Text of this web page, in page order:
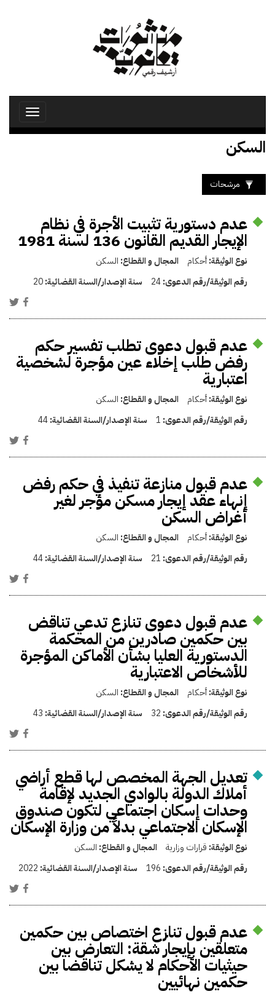
Toggle
السكن
مرشحات
عدم دستورية تثبيت الأجرة في نظام
الإيجار القديم القانون 136 لسنة 1981
نوع الوثيقة:أحكام المجال و القطاع: السكن
رقم الوثيقة/رقم الدعوى:24 سنة الإصدار/السنة القضائية:20
عدم قبول دعوى تطلب تفسير حكم
رفض طلب إخلاء عين مؤجرة لشخصية
اعتبارية
نوع الوثيقة:أحكام المجال و القطاع: السكن
رقم الوثيقة/رقم الدعوى: 1 سنة الإصدار/السنة القضائية:44
عدم قبول منازعة تنفيذ في حكم رفض
إنهاء عقد إيجار مسكن مؤجر لغير
أغراض السكن
نوع الوثيقة:أحكام المجال و القطاع: السكن
رقم الوثيقة/رقم الدعوى: 21 سنة الإصدار/السنة القضائية:44
عدم قبول دعوى تنازع تدعي تناقض
بين حكمين صادرين من المحكمة
الدستورية العليا بشأن الأماكن المؤجرة
للأشخاص الاعتبارية
نوع الوثيقة:أحكام المجال و القطاع: السكن
رقم الوثيقة/رقم الدعوى: 32 سنة الإصدار/السنة القضائية: 43
تعديل الجهة المخصص لها قطع أراضي
أملاك الدولة بالوادي الجديد لإقامة
وحدات إسكان اجتماعي لتكون صندوق
الإسكان الاجتماعي بدلاً من وزارة الإسكان
نوع الوثيقة: قرارات وزارية المجال و القطاع: السكن
رقم الوثيقة/رقم الدعوى: 196 سنة الإصدار/السنة القضائية: 2022
عدم قبول تنازع اختصاص بين حكمين
متعلقين بإيجار شقة: التعارض بين
حيثيات الأحكام لا يشكل تناقضا بين
حكمين نهائيين